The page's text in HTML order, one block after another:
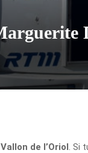
Vallon de l’Oriol . Si